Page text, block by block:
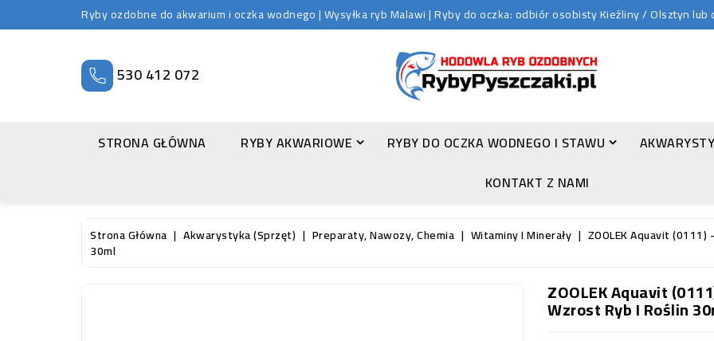
Ryby ozdobne do akwarium i oczka wodnego | Wysyłka ryb Malawi | Ryby do oczka: odbiór osobisty Kieźliny / Olsztyn
530 412 072
STRONA GŁÓWNA RYBY AKWARIOWE RYBY DO OCZKA WODNEGO I STAWU
KONTAKT Z NAMI
Strona Główna Akwarystyka (sprzęt) Preparaty, Nawozy, Chemia Witaminy I Minerały ZOOLEK Aquavit
30ml
ZOOLEK Aquavit
Wzrost Ryb I Roślin